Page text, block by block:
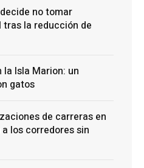
no tomar
la reducción de
Isla Marion: un
gatos
de carreras en
los corredores sin